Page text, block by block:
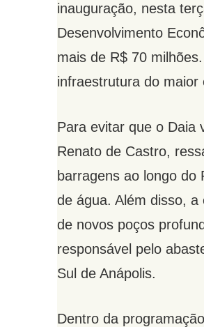
inauguração, nesta
Desenvolvimento
mais de R$ 70
infraestrutura do maior
Para evitar que o Daia
Renato de Castro,
barragens ao longo do
de água. Além disso,
de novos poços
responsável pelo
Sul de Anápolis.
Dentro da